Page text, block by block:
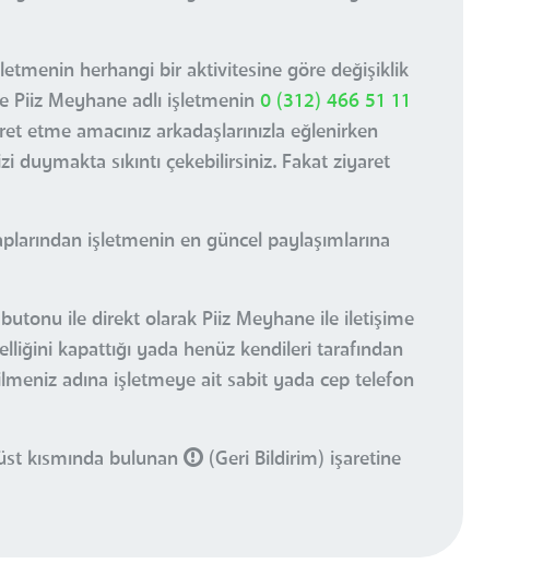
herhangi bir aktivitesine göre değişiklik
Piiz Meyhane adlı işletmenin 0 (312) 466 51 11
etme amacınız arkadaşlarınızla eğlenirken
sıkıntı çekebilirsiniz. Fakat ziyaret
işletmenin en güncel paylaşımlarına
ile direkt olarak Piiz Meyhane ile iletişime
kapattığı yada henüz kendileri tarafından
adına işletmeye ait sabit yada cep telefon
kısmında bulunan
(Geri Bildirim) işaretine